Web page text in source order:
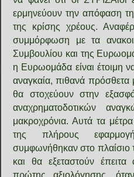
ερμηνεύουν την απόφαση
της κρίσης χρέους.
συμμόρφωση με τα
Συμβουλίου και της
η Ευρωομάδα είναι έτοιμη
αναγκαία, πιθανά πρόσθετα
θα στοχεύουν στην
αναχρηματοδοτικών
μακροχρόνια. Αυτά τα
της πλήρους
συμφωνήθηκαν στο
και θα εξεταστούν
πρώτης αξιολόγησης,